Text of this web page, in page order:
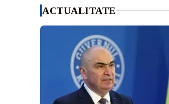
ACTUALITATE